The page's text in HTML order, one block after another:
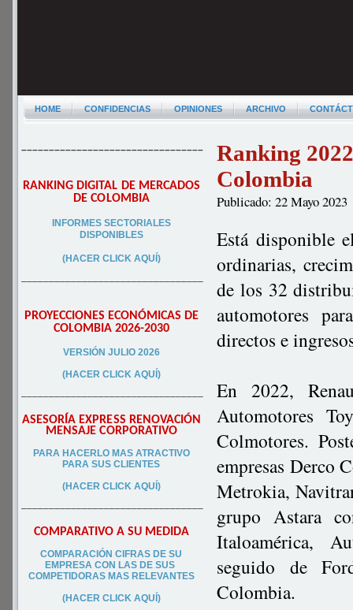
HOME CONFIDENCIAS OPINIONES ARCHIVO
–––––––––––––––––––––––––––––––––
RANKING DIGITAL DE MERCADOS
DE COLOMBIA
INFORMES SECTORIALES
DISPONIBLES
(HACER CLICK AQUÍ)
–––––––––––––––––––––––––––––––––
PROYECCIONES ECONÓMICAS DE
COLOMBIA 2026-2030
VERSIÓN JULIO 2026
(HACER CLICK AQUÍ)
–––––––––––––––––––––––––––––––––
ASESORÍA EXPRESS RENOVACIÓN
MENSAJE CORPORATIVO
PARA HACERLO MAS ATRACTIVO
PARA SUS CLIENTES
(HACER CLICK AQUÍ)
–––––––––––––––––––––––––––––––––
COMPARATIVO A SU MEDIDA
COMPARACIÓN CIFRAS DE SU
EMPRESA CON LAS DE SUS
COMPETIDORAS MAS RELEVANTES
(HACER CLICK AQUÍ)
Ranking
Colombia
Publicado: 22 Mayo 2023
Está disponible
ordinarias,
de los 32
automotores
directos e
En 2022,
Automotores
Colmotores.
empresas Derco
Metrokia,
grupo Astara
Italoamérica,
seguido de
Colombia.